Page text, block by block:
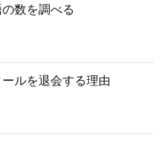
数を調べる
ルを退会する理由